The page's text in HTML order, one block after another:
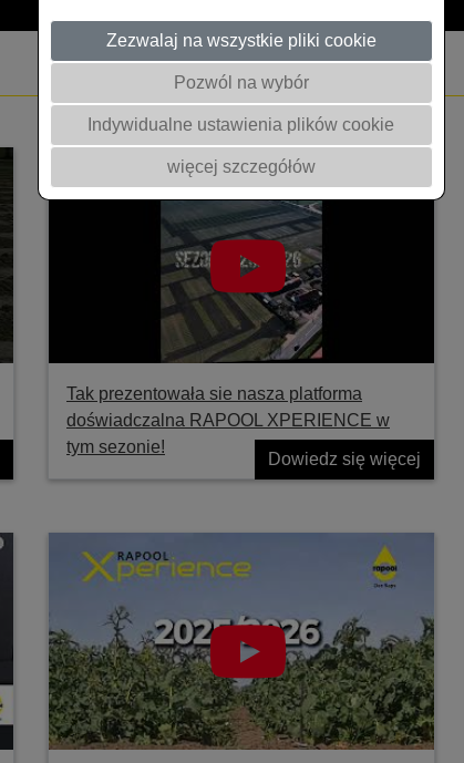
Zezwalaj na wszystkie pliki cookie
Pozwól na wybór
Indywidualne ustawienia plików cookie
więcej szczegółów
Tak prezentowała sie nasza platforma
doświadczalna RAPOOL XPERIENCE w
tym sezonie!
Dowiedz się więcej